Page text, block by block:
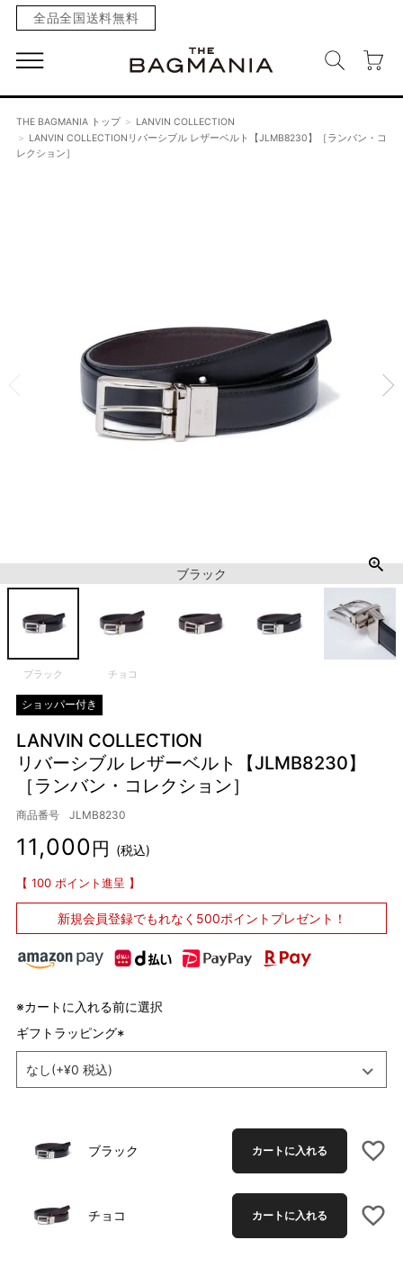
全品全国送料無料
THE BAGMANIA トップ
LANVIN COLLECTION
LANVIN COLLECTIONリバーシブル レザーベルト【JLMB8230】［ランバン・コ
レクション］
ブラック
ブラック チョコ
ショッパー付き
LANVIN COLLECTION
リバーシブル レザーベルト【JLMB8230】
［ランバン・コレクション］
商品番号 JLMB8230
11,000 税込
100 ポイント進呈
新規会員登録でもれなく500ポイントプレゼント！
※カートに入れる前に選択
ギフトラッピング
(
ブラック カートに入れる
チョコ カートに入れる